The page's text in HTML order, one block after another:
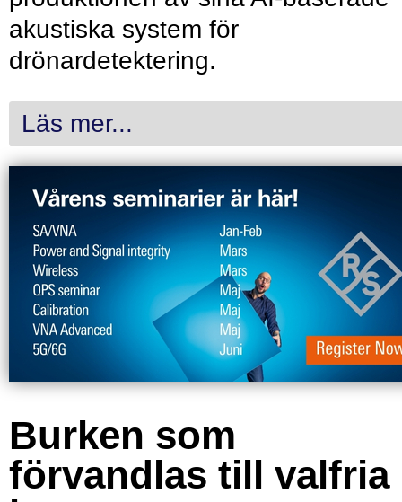
akustiska system för
drönardetektering.
Läs mer...
Burken som
förvandlas till valfria